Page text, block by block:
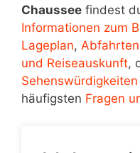
Chaussee findest
Informationen zum
Lageplan,
und Reiseauskunft,
Sehenswürdigkeiten
häufigsten Fragen